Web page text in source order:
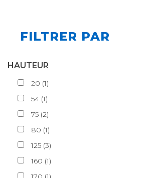
FILTRER PAR
HAUTEUR
20 (1)
54 (1)
75 (2)
80 (1)
125 (3)
160 (1)